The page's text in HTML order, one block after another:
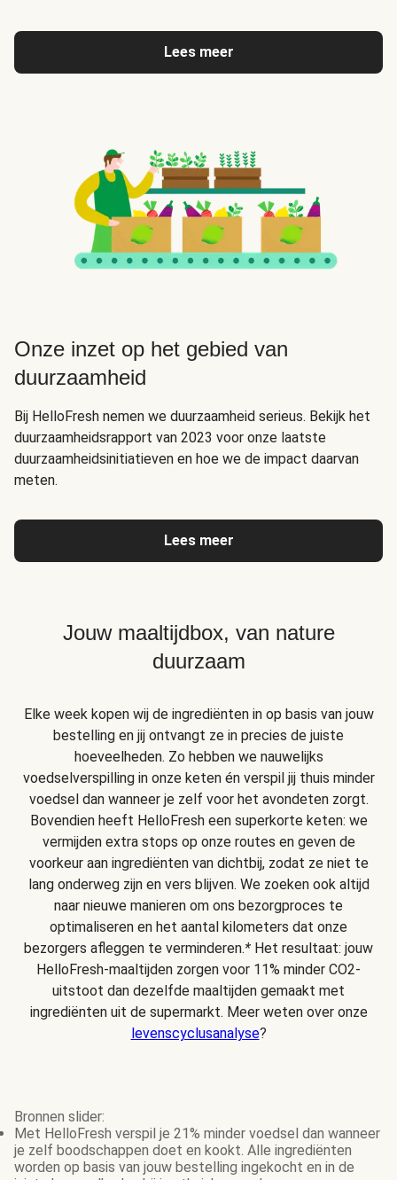
Lees meer
Onze inzet op het gebied van
duurzaamheid
Bij HelloFresh nemen we duurzaamheid serieus. Bekijk het
duurzaamheidsrapport van 2023 voor onze laatste
duurzaamheidsinitiatieven en hoe we de impact daarvan
meten.
Lees meer
Jouw maaltijdbox, van nature
duurzaam
Elke week kopen wij de ingrediënten in op basis van jouw
bestelling en jij ontvangt ze in precies de juiste
hoeveelheden. Zo hebben we nauwelijks
voedselverspilling in onze keten én verspil jij thuis minder
voedsel dan wanneer je zelf voor het avondeten zorgt.
Bovendien heeft HelloFresh een superkorte keten: we
vermijden extra stops op onze routes en geven de
voorkeur aan ingrediënten van dichtbij, zodat ze niet te
lang onderweg zijn en vers blijven. We zoeken ook altijd
naar nieuwe manieren om ons bezorgproces te
optimaliseren en het aantal kilometers dat onze
bezorgers afleggen te verminderen.* Het resultaat: jouw
HelloFresh-maaltijden zorgen voor 11% minder CO2-
uitstoot dan dezelfde maaltijden gemaakt met
ingrediënten uit de supermarkt. Meer weten over onze
levenscyclusanalyse?
Bronnen slider:
Met HelloFresh verspil je 21% minder voedsel dan wanneer
je zelf boodschappen doet en kookt. Alle ingrediënten
worden op basis van jouw bestelling ingekocht en in de